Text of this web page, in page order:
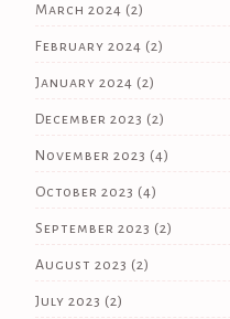
March 2024 (2)
February 2024 (2)
January 2024 (2)
December 2023 (2)
November 2023 (4)
October 2023 (4)
September 2023 (2)
August 2023 (2)
July 2023 (2)